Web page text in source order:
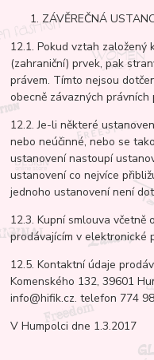
ZÁVĚREČNÁ
12.1. Pokud vztah založený
(zahraniční) prvek, pak
právem. Tímto nejsou
obecně závazných právních
12.2. Je-li některé
nebo neúčinné, nebo se
ustanovení nastoupí
ustanovení co nejvíce
jednoho ustanovení není
12.3. Kupní smlouva včetně
prodávajícím v elektronické
12.5. Kontaktní údaje
Komenského 132, 39601
info@hifik.cz. telefon 774
V Humpolci dne 1.3.2017